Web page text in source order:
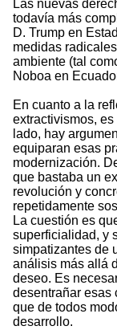
Las nuevas
todavía más
D. Trump en
medidas
ambiente (tal
Noboa en
En cuanto a la
extractivismos,
lado, hay
equiparan esas
modernización.
que bastaba un
revolución y
repetidamente
La cuestión es
superficialidad, y
simpatizantes de
análisis más allá
deseo. Es
desentrañar esas
que de todos
desarrollo.